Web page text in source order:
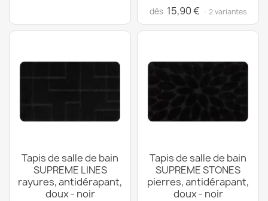
dès 15,90 € · 2 variantes
Tapis de salle de bain
SUPREME LINES
rayures, antidérapant,
doux - noir
Tapis de salle de bain
SUPREME STONES
pierres, antidérapant,
doux - noir